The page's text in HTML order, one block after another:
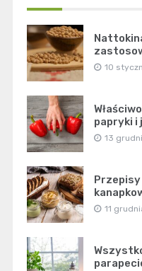
10
papryki i
13
11